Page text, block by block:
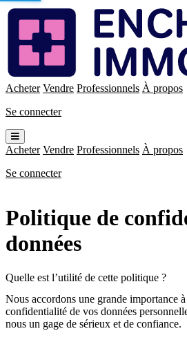
Enchères
Immo
Acheter Vendre Professionnels À propos
Se connecter
Ouvrir
le
menu
Acheter Vendre Professionnels À propos
Se connecter
Politique de
données
Quelle est l’utilité de cette politique ?
Nous accordons une grande importance
confidentialité de vos données
nous un gage de sérieux et de confiance.